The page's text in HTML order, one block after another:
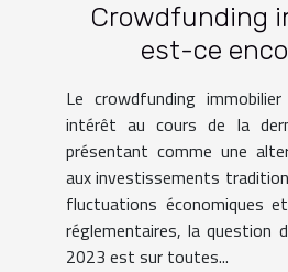
Crowdfunding
est-ce
investissement
2023
Le crowdfunding
intérêt au cours de la
présentant comme une
aux investissements
fluctuations économiques
réglementaires, la question
2023 est sur toutes...